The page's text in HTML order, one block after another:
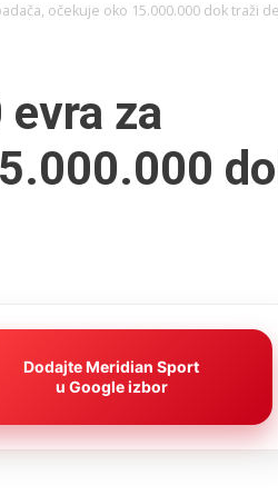
očekuje oko 15.000.000 dok traži
za
Dodajte Meridian Sport
u Google izbor